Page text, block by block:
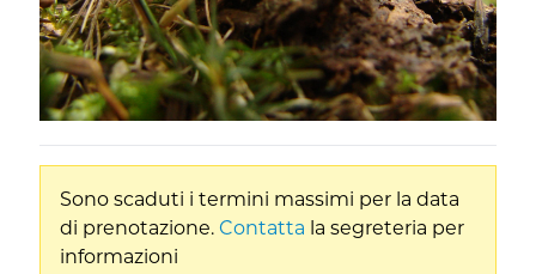
Sono scaduti i termini massimi per la data
di prenotazione.Contatta la segreteria per
informazioni